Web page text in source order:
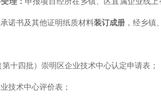
诺书及其他证明纸质材料装订成册 ，经乡镇
第十四批）崇明区企业技术中心认定申请表；
技术中心评价表；